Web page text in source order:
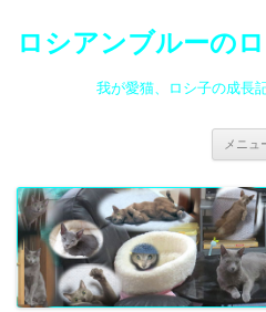
ロシアンブルーの
我が愛猫、ロシ子の成長
メニュ